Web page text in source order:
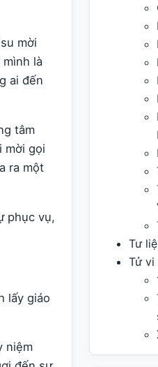
mời
là
ai đến
tâm
mời gọi
ra một
phục vụ,
lấy giáo
niệm
Tư
Tử vi